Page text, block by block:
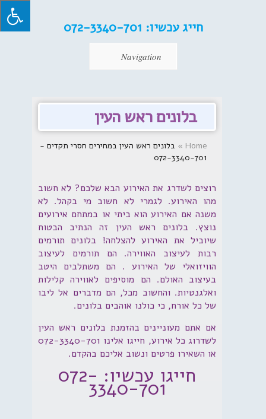
חייג עכשיו:
Navigation
בלונים ראש העין
Home
» בלונים ראש העין במחירים חסרי תקדים -
072-3340-701
רוצים לשדרג את האירוע הבא שלכם? לא חשוב
מהו האירוע. לגמרי לא חשוב מי בקהל. לא
משנה אם האירוע הוא ביתי או במתחם אירועים
נוצץ. בלונים ראש העין זה הנתיב הבטוח
שיוביל את האירוע להצלחה! בלונים תורמים
רבות לעיצוב האווירה. הם תורמים לעיצוב
הוויזואלי של האירוע . הם משתלבים היטב
בעיצוב האולם. הם מוסיפים לאווירה קלילות
ואלגנטיות. והחשוב מכל, הם מדברים אל ליבו
של כל אורח, כי כולנו אוהבים בלונים.
אם אתם מעוניינים בהזמנת בלונים ראש העין
לשדרוג כל אירוע, חייגו אלינו 072-3340-701
או השאירו פרטים ונשוב אליכם בהקדם.
חייגו עכשיו: 072-
3340-701